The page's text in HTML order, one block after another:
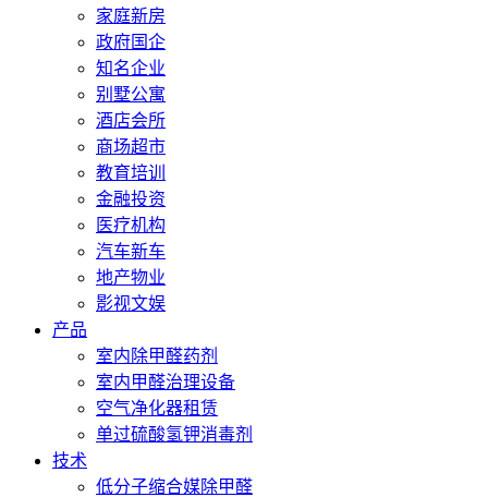
家庭新房
政府国企
知名企业
别墅公寓
酒店会所
商场超市
教育培训
金融投资
医疗机构
汽车新车
地产物业
影视文娱
产品
室内除甲醛药剂
室内甲醛治理设备
空气净化器租赁
单过硫酸氢钾消毒剂
技术
低分子缩合媒除甲醛